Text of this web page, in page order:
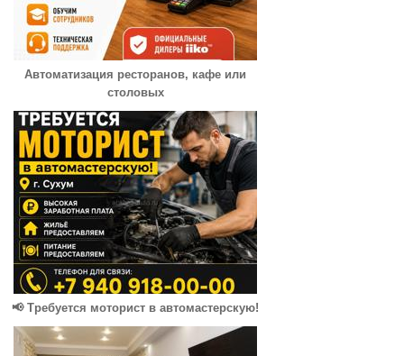
Автоматизация ресторанов, кафе или
столовых
📢 Требуется моторист в автомастерскую!